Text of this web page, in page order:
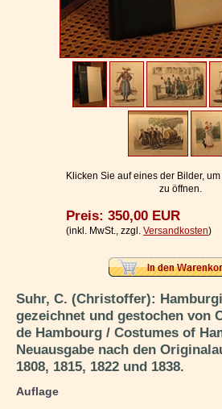
Geschäftsbedingungen
Datenschutzerklärung
Impressum / Kontakt
Vertrag widerrufen
Klicken Sie auf eines der Bilder,
zu öffnen.
Preis: 350,00 EUR
(inkl. MwSt., zzgl. Versandkosten)
Suhr, C. (Christoffer):
gezeichnet und gestochen von
de Hambourg / Costumes of
Neuausgabe nach den
1808, 1815, 1822 und 1838.
Auflage